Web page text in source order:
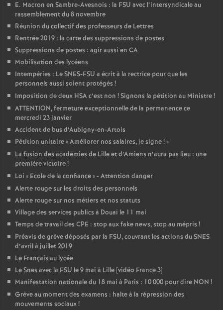
O
r
l
é
a
n
o
u
r
s
E. Macron en Sambre-Avesnois : la FSU avec l’intersyndicale au
rassemblement du 8 novembre
Réunion du collectif des professeurs de Lettres
Rentrée 2019 : la carte des suppressions de postes
Suppressions de postes : agir aussi en CA
Mobilisation des lycéens
Intempéries : Le SNES-FSU a écrit à la rectrice pour que les
personnels aussi soient protégés !
Imposition de deux HSA c’est non ! Signons la pétition au Ministre!
ATTENTION, fermeture exceptionnelle de la permanence ce
mercredi 23 janvier
Accident de bus d’Aubigny-en-Artois
Pétition unitaire «Améliorer nos salaires, je signe!»
La fusion des académies de Lille et d’Amiens n’aura pas lieu : une
première victoire!
Loi « Ecole de la confiance» - Attention danger
Alerte rouge sur les droits des personnels
Alerte rouge sur nos métiers et nos statuts
Village des services publics à Douai le 11 mai
Temps de travail des CPE : stop aux fake news, stop au mépris !
Préavis de grève déposés par la FSU, couvrant les actions du SNES
d’avril à juillet 2019
Le Français au lycée
Le Snes avec la FSU le 9 mai à Lille [vidéo France 3]
Manifestation nationale du 18 mai à Paris : 10 000 pour dire NON !
Grève au moment des examens : halte à la répression des
mouvements sociaux!